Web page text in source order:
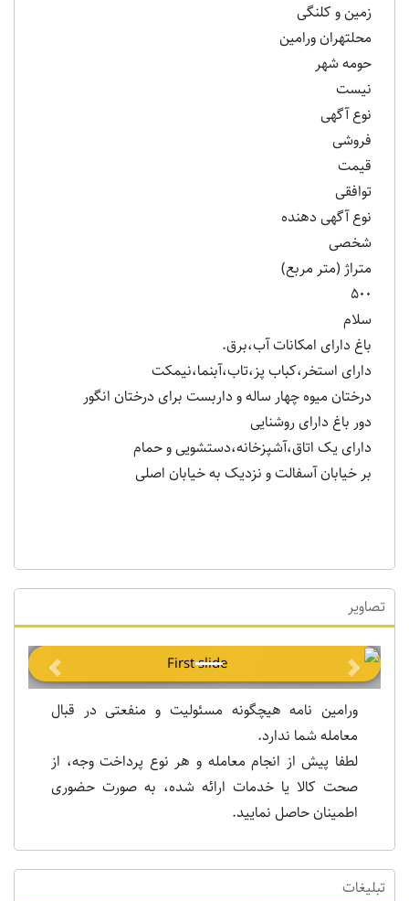
زمین و کلنگی
محلتهران ورامین
حومه شهر
نیست
نوع آگهی
فروشی
قیمت
توافقی
نوع آگهی دهنده
شخصی
متراژ (متر مربع)
۵۰۰
سلام
باغ دارای امکانات آب،برق.
دارای استخر،کباب پز،تاب،آبنما،نیمکت
درختان میوه چهار ساله و داربست برای درختان انگور
دور باغ دارای روشنایی
دارای یک اتاق،آشپزخانه،دستشویی و حمام
بر خیابان آسفالت و نزدیک به خیابان اصلی
تصاویر
Next
ورامین نامه هیچگونه مسئولیت و منفعتی در قبال
معامله شما ندارد.
لطفا پیش از انجام معامله و هر نوع پرداخت وجه، از
صحت کالا یا خدمات ارائه شده، به صورت حضوری
اطمینان حاصل نمایید.
تبلیغات